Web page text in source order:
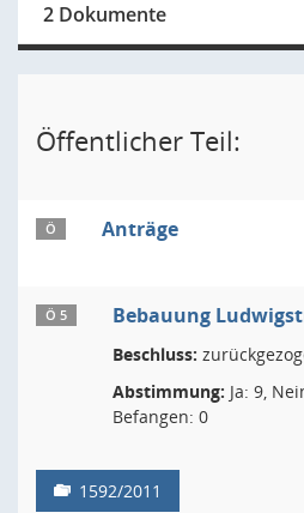
2 Dokumente
Öffentlicher Teil:
Ö Anträge
Ö 5 Bebauung
Beschluss:
Abstimmung: Ja: 9,
Befangen: 0
1592/2011